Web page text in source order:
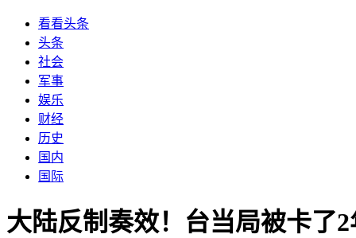
看看头条
头条
社会
军事
娱乐
财经
历史
国内
国际
大陆反制奏效！台当局被卡了